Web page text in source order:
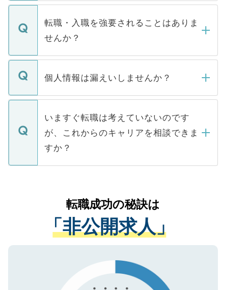
ます。通常、5営業日以内にはご連絡をせて
いただきますので、しばらくお待ちくださ
マイナビDOCTORで取り扱っている求人の
うち約3割は、Webサイトからご覧いただ
けない「非公開求人」です。非公開求人は
下記の理由によって、一般には公開してい
ません。
■応募殺到を避けるため 人気のある医療機
関を公にしてしまうと、応募が殺到する場
に、医療機関が求める条件に合った人材の
みを人材紹介会社に依頼するケースが増え
ています。
転職・入職を強要されることはありま
せんか？
転職・入職を強要することは一切ありませ
ん。また、仮に応募先から内定をいただい
定を承諾する必要はありません。内定先へ
の辞退の連絡はキャリアパートナーが行い
個人情報は漏えいしませんか？
個人情報が漏えいすることはありませんの
で、ご安心ください。当サイトからの登録
などで収集したご登録者様の個人情報は、
ご本人のキャリアアップおよび転職活動の
支援を目的に使用いたします。お預かりし
ているすべての個人データはご本人の許可
は、個人情報の取り扱いについての厳密な
管理基準を満たした事業者のみに付与され
る、プライバシーマークを取得済みです。
で、機密保持に関してもご安心ください。
いますぐ転職は考えていないのです
が、これからのキャリアを相談できま
すか？
かがいして、現在の医療機関の状況や紹介
経験をまじえながら、適切なアドバイスを
させていただきます。すぐにご転職をされ
ない方には、長期的なサポートが可能です
ので、まずはご登録ください。
転職成功の秘訣は
「非公開求人」